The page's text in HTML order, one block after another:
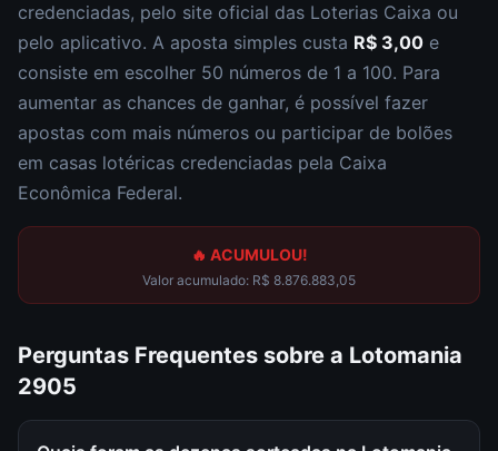
credenciadas, pelo site oficial das Loterias Caixa ou
pelo aplicativo. A aposta simples custa R$ 3,00 e
consiste em escolher 50 números de 1 a 100. Para
aumentar as chances de ganhar, é possível fazer
apostas com mais números ou participar de bolões
em casas lotéricas credenciadas pela Caixa
Econômica Federal.
🔥 ACUMULOU!
Valor acumulado: R$ 8.876.883,05
Perguntas Frequentes sobre a Lotomania
2905